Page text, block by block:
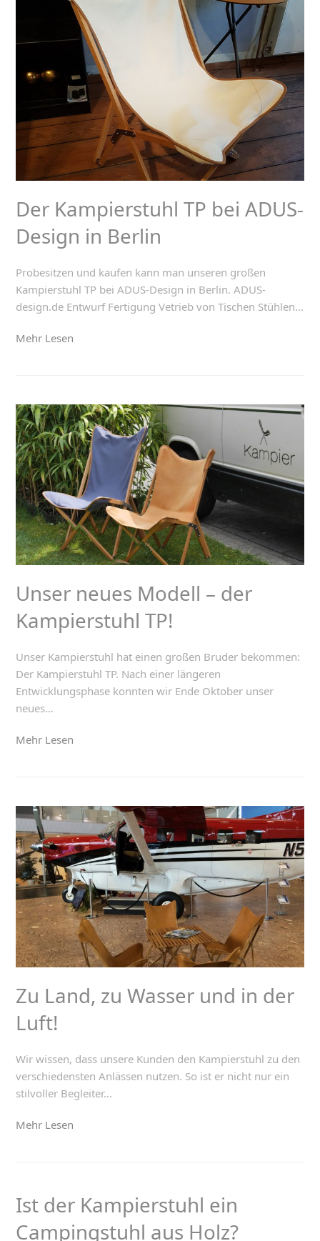
Der Kampierstuhl TP bei ADUS-
Design in Berlin
Probesitzen und kaufen kann man unseren großen
Kampierstuhl TP bei ADUS-Design in Berlin. ADUS-
design.de Entwurf Fertigung Vetrieb von Tischen Stühlen…
Mehr Lesen
Unser neues Modell – der
Kampierstuhl TP!
Unser Kampierstuhl hat einen großen Bruder bekommen:
Der Kampierstuhl TP. Nach einer längeren
Entwicklungsphase konnten wir Ende Oktober unser
neues…
Mehr Lesen
Zu Land, zu Wasser und in der
Luft!
Wir wissen, dass unsere Kunden den Kampierstuhl zu den
verschiedensten Anlässen nutzen. So ist er nicht nur ein
stilvoller Begleiter…
Mehr Lesen
Ist der Kampierstuhl ein
Campingstuhl aus Holz?